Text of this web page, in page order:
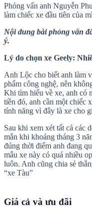
Phỏng vấn anh Nguyễn
làm chiếc xe đầu tiên của
Nội dung bài phỏng vấn
ý.
Lý do chọn xe Geely:
Anh Lộc cho biết anh làm
phẩm công nghệ, nên
Khi tìm hiểu về xe, anh có
tiền đó, anh cần một chiếc
tính năng vì đây là xe cho
Sau khi xem xét tất cả các
mắn khi khoảng tháng 3
đúng thời điểm anh đang
mẫu xe này có quá nhiều
luôn. Anh cũng chia sẻ
“xe Tàu”
Giá cả và ưu đãi